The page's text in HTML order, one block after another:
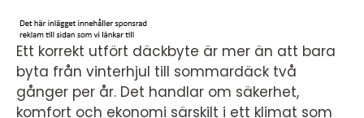
Ett korrekt utfört däckbyte är mer än att bara
byta från vinterhjul till sommardäck två
gånger per år. Det handlar om säkerhet,
komfort och ekonomi särskilt i ett klimat som